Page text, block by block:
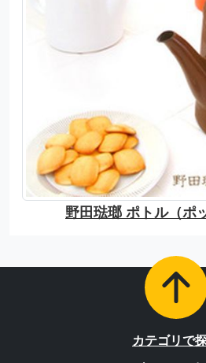
野田琺瑯 ポトル（ポ
カテゴリで